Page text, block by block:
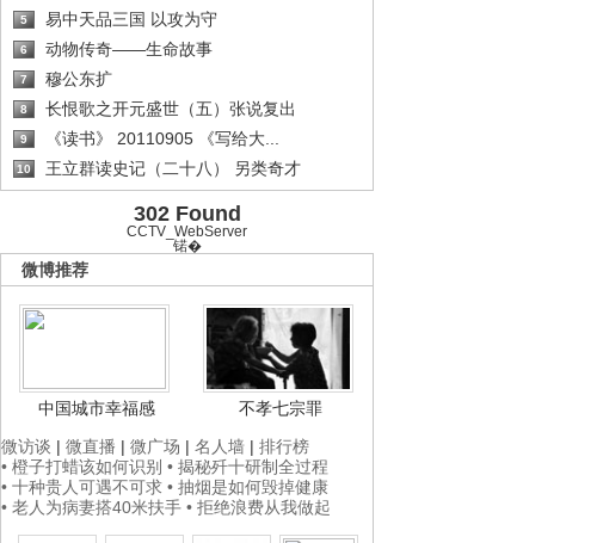
5 易中天品三国 以攻为守
6 动物传奇——生命故事
7 穆公东扩
8 长恨歌之开元盛世（五）张说复出
9 《读书》 20110905 《写给大...
10 王立群读史记（二十八） 另类奇才
302 Found
CCTV_WebServer
锘�
微博推荐
中国城市幸福感
不孝七宗罪
微访谈 | 微直播 | 微广场 | 名人墙 | 排行榜
• 橙子打蜡该如何识别 • 揭秘歼十研制全过程
• 十种贵人可遇不可求 • 抽烟是如何毁掉健康
• 老人为病妻搭40米扶手 • 拒绝浪费从我做起
《经典人..